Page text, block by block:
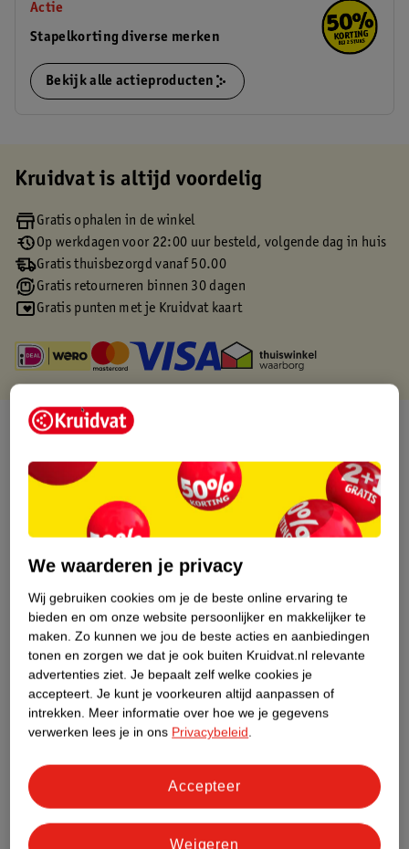
Actie
Stapelkorting diverse merken
Bekijk alle actieproducten
Kruidvat is altijd voordelig
Gratis ophalen in de winkel
Op werkdagen voor 22:00 uur besteld, volgende dag in huis
Gratis thuisbezorgd vanaf 50.00
Gratis retourneren binnen 30 dagen
Gratis punten met je Kruidvat kaart
Over dit product
Productinformatie
Etiketinformatie
Nature Impact Score
Dit product heeft (nog) geen Nature
Impact Score.
Meer informatie
Bestel & Bezorginformatie
Bekijk ook
MeerL'Oreal Paris Alle Dagcreme
We waarderen je privacy
Wij gebruiken cookies om je de beste online ervaring te
bieden en om onze website persoonlijker en makkelijker te
maken. Zo kunnen we jou de beste acties en aanbiedingen
tonen en zorgen we dat je ook buiten Kruidvat.nl relevante
advertenties ziet. Je bepaalt zelf welke cookies je
accepteert. Je kunt je voorkeuren altijd aanpassen of
intrekken. Meer informatie over hoe we je gegevens
verwerken lees je in ons Privacybeleid.
Weigeren
Accepteer